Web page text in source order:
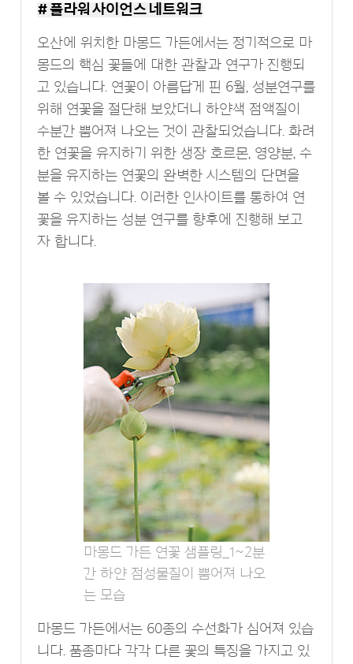
# 플라워 사이언스 네트워크
오산에 위치한 마몽드 가든에서는 정기적으로 마
몽드의 핵심 꽃들에 대한 관찰과 연구가 진행되
고 있습니다. 연꽃이 아름답게 핀 6월, 성분연구를
위해 연꽃을 절단해 보았더니 하얀색 점액질이
수분간 뿜어져 나오는 것이 관찰되었습니다. 화려
한 연꽃을 유지하기 위한 생장 호르몬, 영양분, 수
분을 유지하는 연꽃의 완벽한 시스템의 단면을
볼 수 있었습니다. 이러한 인사이트를 통하여 연
꽃을 유지하는 성분 연구를 향후에 진행해 보고
자 합니다.
마몽드 가든 연꽃 샘플링_1~2분
간 하얀 점성물질이 뿜어져 나오
는 모습
마몽드 가든에서는 60종의 수선화가 심어져 있습
니다. 품종마다 각각 다른 꽃의 특징을 가지고 있